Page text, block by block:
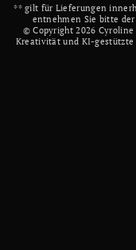
** gilt für Lieferungen
entnehmen Sie bitte
© Copyright 2026
Kreativität und KI-